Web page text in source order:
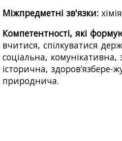
Міжпредметні зв'язки:
Компетентності, які
вчитися, спілкуватися
соціальна, комунікативна,
історична, здоров’язбере-
природнича.